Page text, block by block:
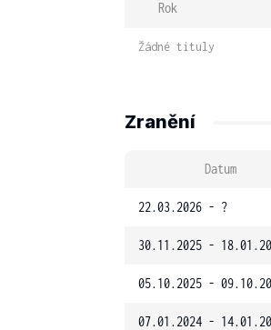
Rok
Žádné tituly
Zranění
Datum
22.03.2026 - ?
30.11.2025 -
05.10.2025 -
07.01.2024 -